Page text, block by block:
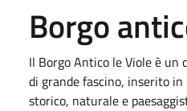
Borgo
Il Borgo Antico le Viole è un
di grande fascino, inserito
storico, naturale e